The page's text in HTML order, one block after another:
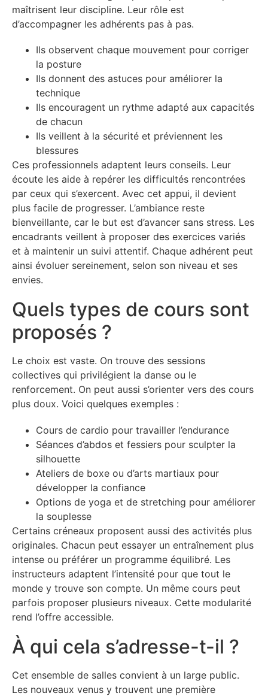
maîtrisent leur discipline. Leur rôle est
d’accompagner les adhérents pas à pas.
Ils observent chaque mouvement pour corriger
la posture
Ils donnent des astuces pour améliorer la
technique
Ils encouragent un rythme adapté aux capacités
de chacun
Ils veillent à la sécurité et préviennent les
blessures
Ces professionnels adaptent leurs conseils. Leur
écoute les aide à repérer les difficultés rencontrées
par ceux qui s’exercent. Avec cet appui, il devient
plus facile de progresser. L’ambiance reste
bienveillante, car le but est d’avancer sans stress. Les
encadrants veillent à proposer des exercices variés
et à maintenir un suivi attentif. Chaque adhérent peut
ainsi évoluer sereinement, selon son niveau et ses
envies.
Quels types de cours sont
proposés ?
Le choix est vaste. On trouve des sessions
collectives qui privilégient la danse ou le
renforcement. On peut aussi s’orienter vers des cours
plus doux. Voici quelques exemples :
Cours de cardio pour travailler l’endurance
Séances d’abdos et fessiers pour sculpter la
silhouette
Ateliers de boxe ou d’arts martiaux pour
développer la confiance
Options de yoga et de stretching pour améliorer
la souplesse
Certains créneaux proposent aussi des activités plus
originales. Chacun peut essayer un entraînement plus
intense ou préférer un programme équilibré. Les
instructeurs adaptent l’intensité pour que tout le
monde y trouve son compte. Un même cours peut
parfois proposer plusieurs niveaux. Cette modularité
rend l’offre accessible.
À qui cela s’adresse-t-il ?
Cet ensemble de salles convient à un large public.
Les nouveaux venus y trouvent une première